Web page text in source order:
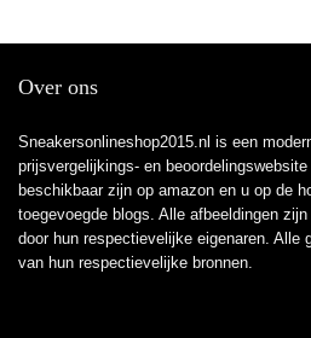
Over ons
Sneakersonlineshop2015.nl is een
prijsvergelijkings- en
beschikbaar zijn op amazon en u op de
toegevoegde blogs. Alle afbeeldingen
door hun respectievelijke eigenaren. Alle
van hun respectievelijke bronnen.